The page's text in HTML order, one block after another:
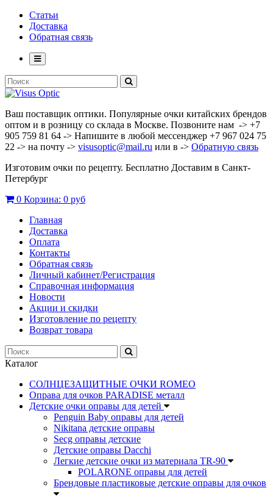
Статьи
Доставка
Обратная связь
Ваш поставщик оптики. Популярные очки китайских брендов
оптом и в розницу со склада в Москве. Позвоните нам -> +7
905 759 81 64 -> Напишите в любой мессенджер +7 967 024 75
22 -> на почту -> visusoptic@mail.ru или в -> Обратную связь
Изготовим очки по рецепту. Бесплатно Доставим в Санкт-
Петербург
0 Корзина: 0 руб
Главная
Доставка
Оплата
Контакты
Обратная связь
Личный кабинет/Регистрация
Справочная информация
Новости
Акции и скидки
Изготовление по рецепту
Возврат товара
Каталог
СОЛНЦЕЗАЩИТНЫЕ ОЧКИ ROMEO
Оправа для очков PARADISE металл
Детские очки оправы для детей
Penguin Baby оправы для детей
Nikitana детские оправы
Secg оправы детские
Детские оправы Dacchi
Легкие детские очки из материала TR-90
POLARONE оправы для детей
Брендовые пластиковые детские оправы для очков